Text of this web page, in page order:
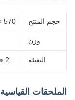
حجم المنتج 570 × 510 × 450 ملم
وزن
التعبئة 2 قطعة في الكرتون
الملحقات القياسية